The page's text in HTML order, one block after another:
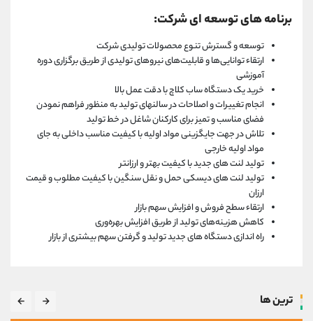
برنامه های توسعه ای شرکت:
توسعه و گسترش تنوع محصولات تولیدی شرکت
ارتقاء توانایی‌ها و قابلیت‌های نیروهای تولیدی از طریق برگزاری دوره
آموزشی
خرید یک دستگاه ساب کلاچ با دقت عمل بالا
انجام تغییرات و اصلاحات در سالنهای تولید به منظور فراهم نمودن
فضای مناسب و تمیز برای کارکنان شاغل در خط تولید
تلاش در جهت جایگزینی مواد اولیه با کیفیت مناسب داخلی به جای
مواد اولیه خارجی
تولید لنت های جدید با کیفیت بهتر و ارزانتر
تولید لنت های دیسکی حمل و نقل سنگین با کیفیت مطلوب و قیمت
ارزان
ارتقاء سطح فروش و افزایش سهم بازار
کاهش هزینه‌های تولید از طریق افزایش بهره‌وری
راه اندازی دستگاه های جدید تولید و گرفتن سهم بیشتری از بازار
ترین ها